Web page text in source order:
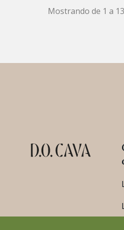
Mostrando de 1 a